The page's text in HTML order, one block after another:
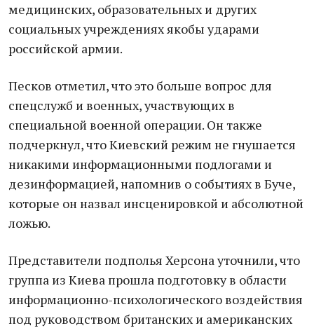
медицинских, образовательных и других
социальных учреждениях якобы ударами
российской армии.
Песков отметил, что это больше вопрос для
спецслужб и военных, участвующих в
специальной военной операции. Он также
подчеркнул, что Киевский режим не гнушается
никакими информационными подлогами и
дезинформацией, напомнив о событиях в Буче,
которые он назвал инсценировкой и абсолютной
ложью.
Представители подполья Херсона уточнили, что
группа из Киева прошла подготовку в области
информационно-психологического воздействия
под руководством британских и американских